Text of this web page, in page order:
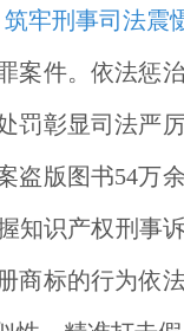
牢刑事司法震
案件。依法惩
罚彰显司法严
盗版图书54万
知识产权刑事
商标的行为依